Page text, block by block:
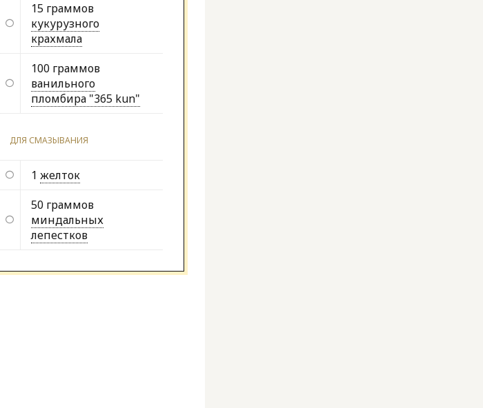
15 граммов
кукурузного
крахмала
100 граммов
ванильного
пломбира "365 kun"
ДЛЯ СМАЗЫВАНИЯ
1 желток
50 граммов
миндальных
лепестков